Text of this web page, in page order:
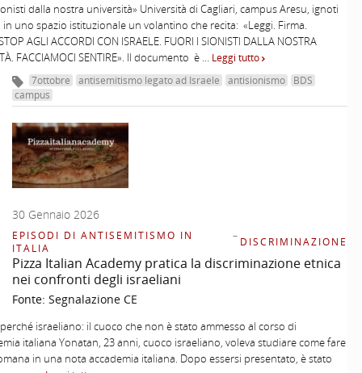
dalla nostra università» Università di Cagliari, campus Aresu, ignoti
uno spazio istituzionale un volantino che recita: «Leggi. Firma.
AGLI ACCORDI CON ISRAELE. FUORI I SIONISTI DALLA NOSTRA
FACCIAMOCI SENTIRE». Il documento è … Leggi tutto
7ottobre antisemitismo legato ad Israele antisionismo
BDS
campus
30 Gennaio 2026
EPISODI DI ANTISEMITISMO IN
ITALIA
– DISCRIMINAZIONE
Pizza Italian Academy pratica la discriminazione etnica
nei confronti degli israeliani
Fonte: Segnalazione CE
israeliano: il cuoco che non è stato ammesso al corso di
italiana Yonatan, 23 anni, cuoco israeliano, voleva studiare come fare
in una nota accademia italiana. Dopo essersi presentato, è stato